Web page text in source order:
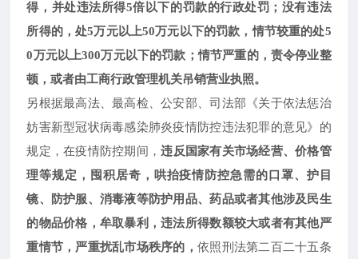
得，并处违法所得5倍以下的罚款的行政处罚；没有违法
所得的，处5万元以上50万元以下的罚款，情节较重的处5
0万元以上300万元以下的罚款；情节严重的，责令停业整
顿，或者由工商行政管理机关吊销营业执照。
另根据最高法、最高检、公安部、司法部《关于依法惩治
妨害新型冠状病毒感染肺炎疫情防控违法犯罪的意见》的
规定，在疫情防控期间，违反国家有关市场经营、价格管
理等规定，囤积居奇，哄抬疫情防控急需的口罩、护目
镜、防护服、消毒液等防护用品、药品或者其他涉及民生
的物品价格，牟取暴利，违法所得数额较大或者有其他严
重情节，严重扰乱市场秩序的，依照刑法第二百二十五条